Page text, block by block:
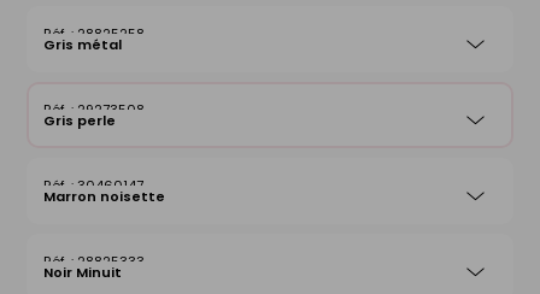
28825258
Gris métal
29273508
Gris perle
30460147
Marron noisette
28825333
Noir Minuit